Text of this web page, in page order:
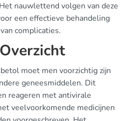
nauwlettend volgen van deze
een effectieve behandeling
complicaties.
moet men voorzichtig zijn
geneesmiddelen. Dit
reageren met antivirale
veelvoorkomende medicijnen